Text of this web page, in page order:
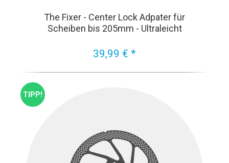
The Fixer - Center Lock Adpater für
Scheiben bis 205mm - Ultraleicht
39,99 € *
TIPP!